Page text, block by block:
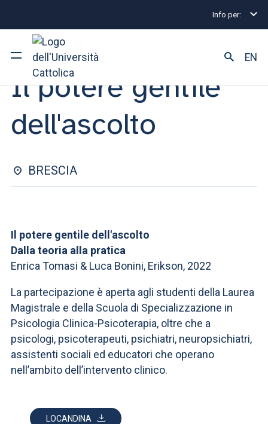
Info per:
Ateneo
Corsi di studio
Ricerca
Facoltà e campus
SEI UNO STUDENTE ISCRITTO?
ACCEDI ALLA MAIL ICATT
SEI UN DOCENTE O UN MEMBRO DELLO STAFF
ACCEDI A CLOUDMAIL
EN
Eventi Brescia Il potere gentile dell'ascolto
LEZIONE APERTA | 04 DICEMBRE 2024
Il potere gentile
dell'ascolto
BRESCIA
Il potere gentile dell'ascolto
Dalla teoria alla pratica
Enrica Tomasi & Luca Bonini, Erikson, 2022
La partecipazione è aperta agli studenti della Laurea
Magistrale e della Scuola di Specializzazione in
Psicologia Clinica-Psicoterapia, oltre che a
psicologi, psicoterapeuti, psichiatri, neuropsichiatri,
assistenti sociali ed educatori che operano
nell’ambito dell’intervento clinico.
LOCANDINA